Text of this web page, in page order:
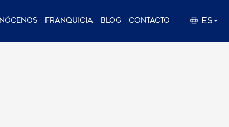
Franquicia Blog Contacto ES